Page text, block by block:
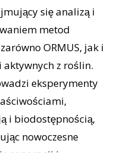
się analizą i
metod
ORMUS, jak i
z roślin.
eksperymenty
i biodostępnością,
nowoczesne